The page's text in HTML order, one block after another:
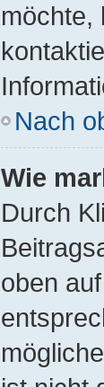
möchte,
Nach
Wie
Durch
oben